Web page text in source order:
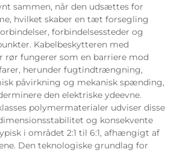
sammen, når den udsættes for
hvilket skaber en tæt forsegling
forbindelsessteder og
Kabelbeskytteren med
rør fungerer som en barriere mod
herunder fugtindtrængning,
påvirkning og mekanisk spænding,
den elektriske ydeevne.
polymermaterialer udviser disse
og konsekvente
i området 2:1 til 6:1, afhængigt af
Den teknologiske grundlag for